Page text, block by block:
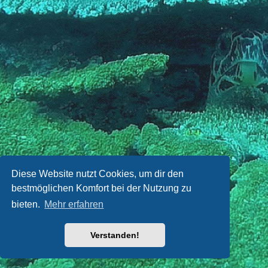
Diese Website nutzt Cookies, um dir den
bestmöglichen Komfort bei der Nutzung zu
bieten. Mehr erfahren
Verstanden!